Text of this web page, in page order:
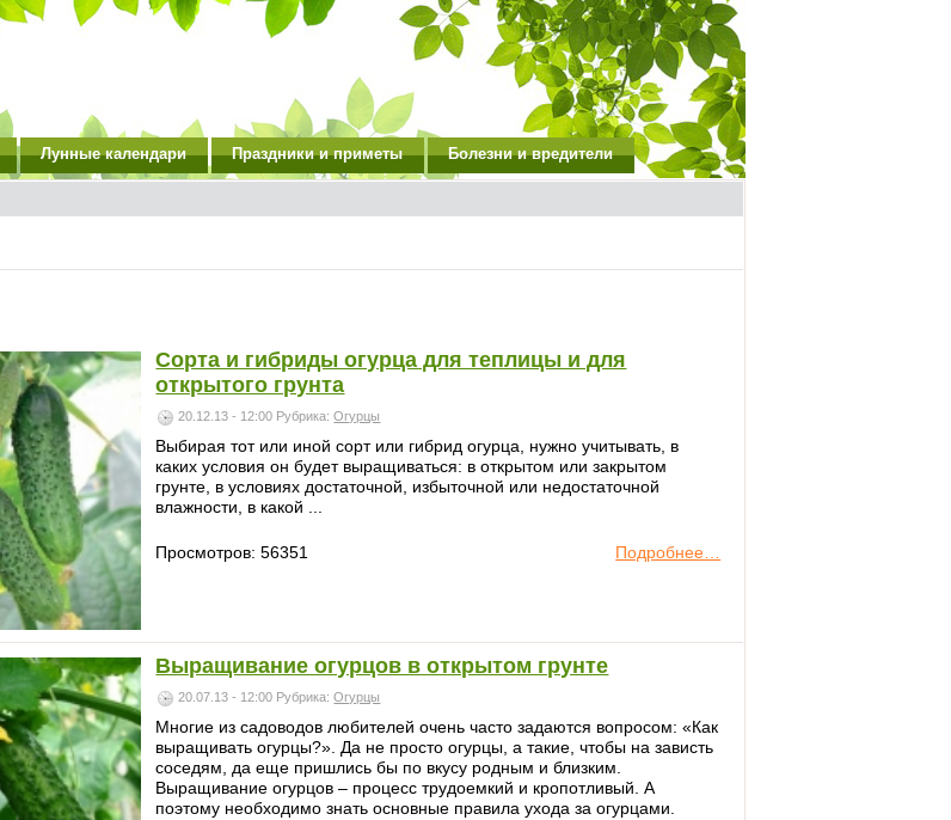
Лунные календари Праздники и приметы Болезни и вредители
Сорта и гибриды огурца для теплицы и для
открытого грунта
20.12.13 - 12:00 Рубрика:Огурцы
Выбирая тот или иной сорт или гибрид огурца, нужно учитывать, в
каких условия он будет выращиваться: в открытом или закрытом
грунте, в условиях достаточной, избыточной или недостаточной
влажности, в какой ...
Подробнее…
Просмотров: 56351
Выращивание огурцов в открытом грунте
20.07.13 - 12:00 Рубрика:Огурцы
Многие из садоводов любителей очень часто задаются вопросом: «Как
выращивать огурцы?». Да не просто огурцы, а такие, чтобы на зависть
соседям, да еще пришлись бы по вкусу родным и близким.
Выращивание огурцов – процесс трудоемкий и кропотливый. А
поэтому необходимо знать основные правила ухода за огурцами.